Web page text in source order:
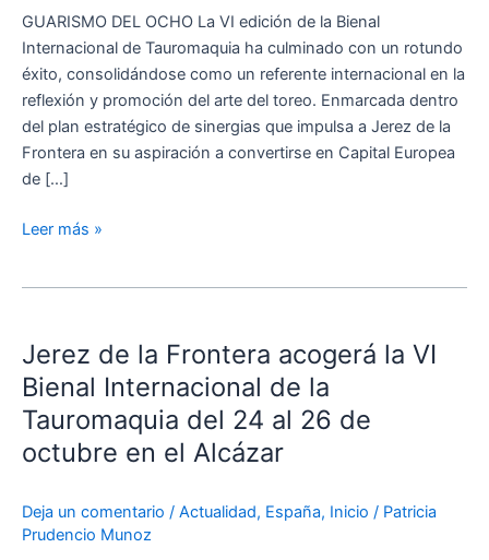
GUARISMO DEL OCHO La VI edición de la Bienal
Internacional de Tauromaquia ha culminado con un rotundo
éxito, consolidándose como un referente internacional en la
reflexión y promoción del arte del toreo. Enmarcada dentro
del plan estratégico de sinergias que impulsa a Jerez de la
Frontera en su aspiración a convertirse en Capital Europea
de […]
la
VI
Bienal
Internacional
de
Tauromaquia
Leer más »
Jerez de la Frontera acogerá la VI
Bienal Internacional de la
Tauromaquia del 24 al 26 de
octubre en el Alcázar
Deja un comentario / Actualidad, España, Inicio / Patricia
Prudencio Munoz
Frontera
acogerá
la
VI
Internacional
de